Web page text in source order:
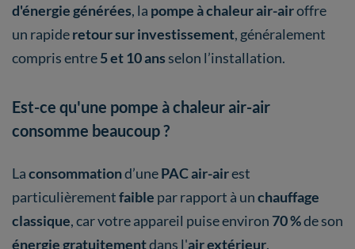
d'énergie générées, la pompe à chaleur air-airoffre
un rapideretour sur investissement, généralement
compris entre5 et 10 ans selon l’installation.
Est-ce qu'une pompe à chaleur air-air
consomme beaucoup ?
Laconsommationd’unePAC air-airest
particulièrementfaible par rapport à unchauffage
classique, car votre appareil puise environ 70 %de son
énergie gratuitementdans l'air extérieur.